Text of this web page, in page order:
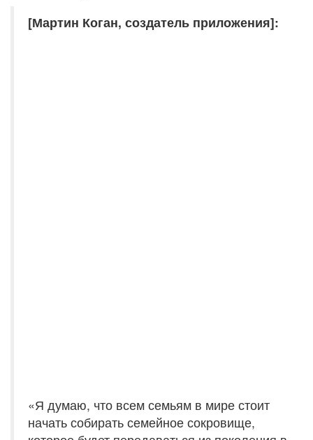
[Мартин Коган, создатель приложения]:
«Я думаю, что всем семьям в мире стоит
начать собирать семейное сокровище,